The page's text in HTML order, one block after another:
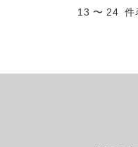
13 〜 24 件